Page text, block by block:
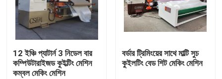
12 ইঞ্চি প্যাটার্ন 3 নিডেল বার
কম্পিউটারাইজড কুইল্টিং মেশিন
কম্বল মেকিং মেশিন
বর্ডার ট্রিমিংয়ের সাথে মাল্টি সুচ
কুইলটিং বেড শিট মেকিং মেশিন